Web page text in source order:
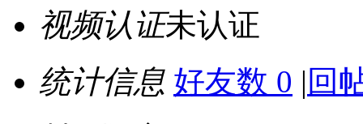
视频认证未认证
统计信息 好友数 0 | 回